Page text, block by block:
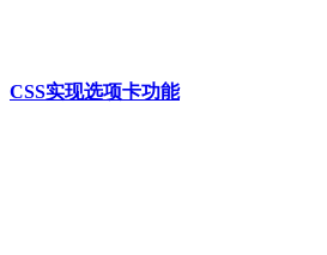
CSS实现选项卡功能